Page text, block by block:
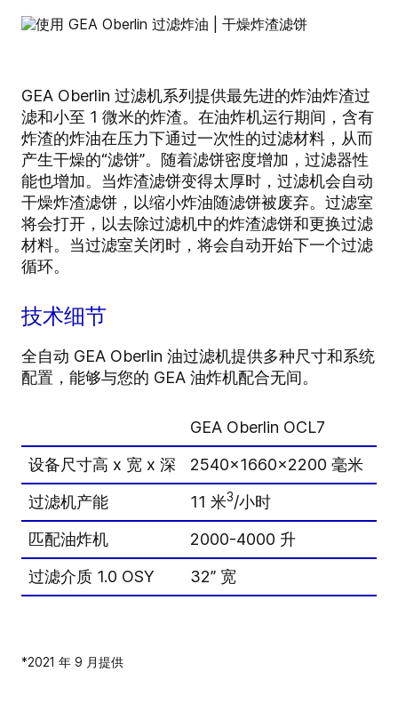
GEA Oberlin 过滤机系列提供最先进的炸油炸渣过
滤和小至 1 微米的炸渣。在油炸机运行期间，含有
炸渣的炸油在压力下通过一次性的过滤材料，从而
产生干燥的“滤饼”。随着滤饼密度增加，过滤器性
能也增加。当炸渣滤饼变得太厚时，过滤机会自动
干燥炸渣滤饼，以缩小炸油随滤饼被废弃。过滤室
将会打开，以去除过滤机中的炸渣滤饼和更换过滤
材料。当过滤室关闭时，将会自动开始下一个过滤
循环。
技术细节
全自动 GEA Oberlin 油过滤机提供多种尺寸和系统
配置，能够与您的 GEA 油炸机配合无间。
GEA Oberlin OCL7
设备尺寸高 x 宽 x 深
2540x1660x2200 毫米
过滤机产能
11 米3/小时
匹配油炸机
2000-4000 升
过滤介质 1.0 OSY
32” 宽
*2021 年 9 月提供